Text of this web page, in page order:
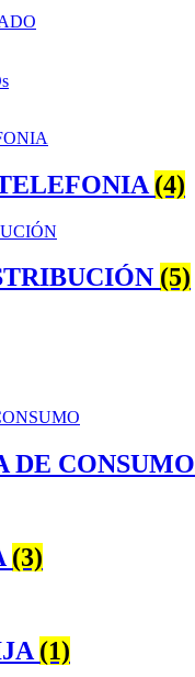
(4)
(5)
DE CONSUMO
(3)
(1)